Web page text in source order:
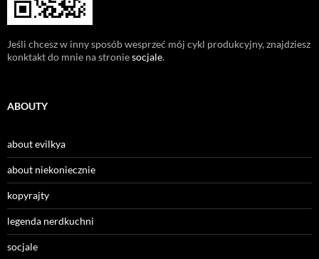
Jeśli chcesz w inny sposób wesprzeć mój cykl produkcyjny, znajdziesz
konktakt do mnie na stroniesocjale.
ABOUTY
about evilkya
about niekoniecznie
kopyrajty
legenda nerdkuchni
socjale